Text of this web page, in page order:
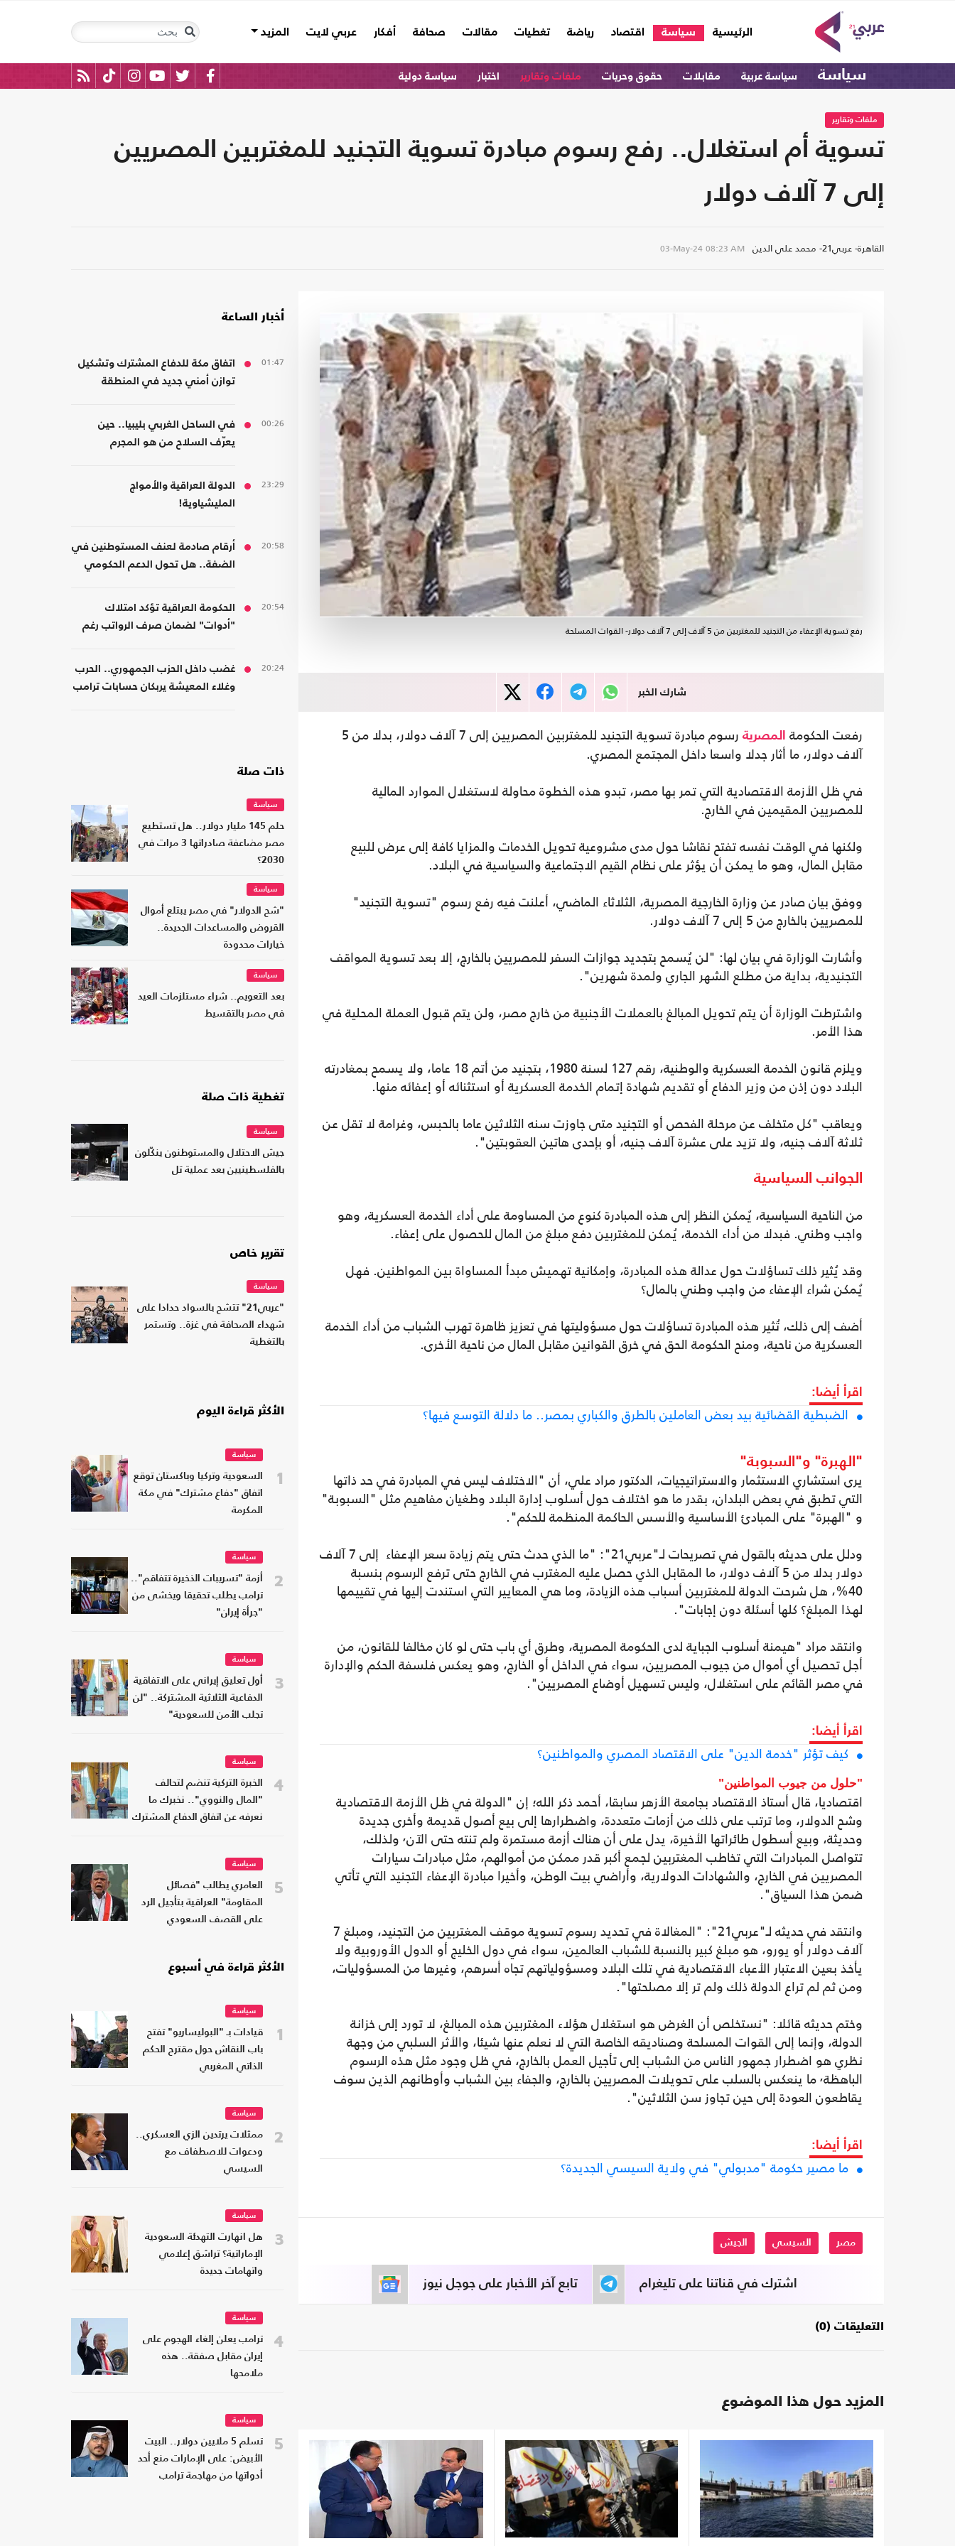
الرئيسية
(current) سياسة اقتصاد رياضة تغطيات مقالات صحافة أفكار عربي لايت المزيد
سياسة سياسة عربية مقابلات حقوق وحريات ملفات وتقارير اختبار سياسة دولية
ملفات وتقارير
تسوية أم استغلال.. رفع رسوم مبادرة تسوية التجنيد للمغتربين المصريين
إلى 7 آلاف دولار
القاهرة- عربي21- محمد علي الدين 03-May-24 08:23 AM
رفع تسوية الإعفاء من التجنيد للمغتربين من 5 آلاف إلى 7 آلاف دولار- القوات المسلحة
شارك الخبر
رفعت الحكومة المصرية
رسوم مبادرة تسوية التجنيد للمغتربين المصريين إلى 7 آلاف دولار، بدلا من 5
آلاف دولار، ما أثار جدلا واسعا داخل المجتمع المصري.
في ظل الأزمة الاقتصادية التي تمر بها مصر، تبدو هذه الخطوة محاولة لاستغلال الموارد المالية
للمصريين المقيمين في الخارج.
ولكنها في الوقت نفسه تفتح نقاشا حول مدى مشروعية تحويل الخدمات والمزايا كافة إلى عرض للبيع
مقابل المال، وهو ما يمكن أن يؤثر على نظام القيم الاجتماعية والسياسية في البلاد.
ووفق بيان صادر عن وزارة الخارجية المصرية، الثلاثاء الماضي، أعلنت فيه رفع رسوم "تسوية التجنيد"
للمصريين بالخارج من 5 إلى 7 آلاف دولار.
وأشارت الوزارة في بيان لها: "لن يُسمح بتجديد جوازات السفر للمصريين بالخارج، إلا بعد تسوية المواقف
التجنيدية، بداية من مطلع الشهر الجاري ولمدة شهرين".
واشترطت الوزارة أن يتم تحويل المبالغ بالعملات الأجنبية من خارج مصر، ولن يتم قبول العملة المحلية في
هذا الأمر.
ويلزم قانون الخدمة العسكرية والوطنية، رقم 127 لسنة 1980، بتجنيد من أتم 18 عاما، ولا يسمح بمغادرته
البلاد دون إذن من وزير الدفاع أو تقديم شهادة إتمام الخدمة العسكرية أو استثنائه أو إعفائه منها.
ويعاقب "كل متخلف عن مرحلة الفحص أو التجنيد متى جاوزت سنه الثلاثين عاما بالحبس، وغرامة لا تقل عن
ثلاثة آلاف جنيه، ولا تزيد على عشرة آلاف جنيه، أو بإحدى هاتين العقوبتين".
الجوانب السياسية
من الناحية السياسية، يُمكن النظر إلى هذه المبادرة كنوع من المساومة على أداء الخدمة العسكرية، وهو
واجب وطني. فبدلا من أداء الخدمة، يُمكن للمغتربين دفع مبلغ من المال للحصول على إعفاء.
وقد يُثير ذلك تساؤلات حول عدالة هذه المبادرة، وإمكانية تهميش مبدأ المساواة بين المواطنين. فهل
يُمكن شراء الإعفاء من واجب وطني بالمال؟
أضف إلى ذلك، تُثير هذه المبادرة تساؤلات حول مسؤوليتها في تعزيز ظاهرة تهرب الشباب من أداء الخدمة
العسكرية من ناحية، ومنح الحكومة الحق في خرق القوانين مقابل المال من ناحية الأخرى.
اقرأ أيضا:
الضبطية القضائية بيد بعض العاملين بالطرق والكباري بمصر.. ما دلالة التوسع فيها؟
"الهبرة" و"السبوبة"
يرى استشاري الاستثمار والاستراتيجيات، الدكتور مراد علي، أن "الاختلاف ليس في المبادرة في حد ذاتها
التي تطبق في بعض البلدان، بقدر ما هو اختلاف حول أسلوب إدارة البلاد وطغيان مفاهيم مثل "السبوبة"
و "الهبرة" على المبادئ الأساسية والأسس الحاكمة المنظمة للحكم".
ودلل على حديثه بالقول في تصريحات لـ"عربي21": "ما الذي حدث حتى يتم زيادة سعر الإعفاء إلى 7 آلاف
دولار بدلا من 5 آلاف دولار، ما المقابل الذي حصل عليه المغترب في الخارج حتى ترفع الرسوم بنسبة
40%، هل شرحت الدولة للمغتربين أسباب هذه الزيادة، وما هي المعايير التي استندت إليها في تقييمها
لهذا المبلغ؟ كلها أسئلة دون إجابات".
وانتقد مراد "هيمنة أسلوب الجباية لدى الحكومة المصرية، وطرق أي باب حتى لو كان مخالفا للقانون، من
أجل تحصيل أي أموال من جيوب المصريين، سواء في الداخل أو الخارج، وهو يعكس فلسفة الحكم والإدارة
في مصر القائم على استغلال، وليس تسهيل أوضاع المصريين".
اقرأ أيضا:
كيف تؤثر "خدمة الدين" على الاقتصاد المصري والمواطنين؟
"حلول من جيوب المواطنين"
اقتصاديا، قال أستاذ الاقتصاد بجامعة الأزهر سابقا، أحمد ذكر الله؛ إن "الدولة في ظل الأزمة الاقتصادية
وشح الدولار، وما ترتب على ذلك من أزمات متعددة، واضطرارها إلى بيع أصول قديمة وأخرى جديدة
وحديثة، وبيع أسطول طائراتها الأخيرة، يدل على أن هناك أزمة مستمرة ولم تنته حتى الآن٬ ولذلك،
تتواصل المبادرات التي تخاطب المغتربين لجمع أكبر قدر ممكن من أموالهم، مثل مبادرات سيارات
المصريين في الخارج، والشهادات الدولارية، وأراضي بيت الوطن، وأخيرا مبادرة الإعفاء التجنيد التي تأتي
ضمن هذا السياق".
وانتقد في حديثه لـ"عربي21": "المغالاة في تحديد رسوم تسوية موقف المغتربين من التجنيد، ومبلغ 7
آلاف دولار أو يورو، هو مبلغ كبير بالنسبة للشباب العالمين، سواء في دول الخليج أو الدول الأوروبية ولا
يأخذ بعين الاعتبار الأعباء الاقتصادية في تلك البلاد ومسؤولياتهم تجاه أسرهم، وغيرها من المسؤوليات،
ومن ثم لم تراع الدولة ذلك ولم تر إلا مصلحتها".
وختم حديثه قائلا: "نستخلص أن الغرض هو استغلال هؤلاء المغتربين هذه المبالغ، لا تورد إلى خزانة
الدولة، وإنما إلى القوات المسلحة وصناديقه الخاصة التي لا نعلم عنها شيئا، والأثر السلبي من وجهة
نظري هو اضطرار جمهور الناس من الشباب إلى تأجيل العمل بالخارج، في ظل وجود مثل هذه الرسوم
الباهظة٬ ما ينعكس بالسلب على تحويلات المصريين بالخارج، والجفاء بين الشباب وأوطانهم الذين سوف
يقاطعون العودة إلى حين تجاوز سن الثلاثين".
اقرأ أيضا:
ما مصير حكومة "مدبولي" في ولاية السيسي الجديدة؟
مصر السيسي الجيش
تابع آخر الأخبار على جوجل نيوز اشترك في قناتنا على تليغرام
التعليقات (0)
المزيد حول هذا الموضوع
أخبار الساعة
01:47
اتفاق مكة للدفاع المشترك وتشكيل
توازن أمني جديد في المنطقة
00:26
في الساحل الغربي بليبيا.. حين
يعرّف السلاح من هو المجرم
23:29
الدولة العراقية والأمواج
المليشياوية!
20:58
أرقام صادمة لعنف المستوطنين في
الضفة.. هل تحول الدعم الحكومي
20:54
الحكومة العراقية تؤكد امتلاك
"أدوات" لضمان صرف الرواتب رغم
20:24
غضب داخل الحزب الجمهوري.. الحرب
وغلاء المعيشة يربكان حسابات ترامب
ذات صلة
سياسة
حلم 145 مليار دولار.. هل تستطيع
مصر مضاعفة صادراتها 3 مرات في
2030؟
سياسة
"شح الدولار" في مصر يبتلع أموال
القروض والمساعدات الجديدة..
خيارات محدودة
سياسة
بعد التعويم.. شراء مستلزمات العيد
في مصر بالتقسيط
تغطية ذات صلة
سياسة
جيش الاحتلال والمستوطنون ينكّلون
بالفلسطينيين بعد عملية تل
تقرير خاص
سياسة
"عربي21" تتشح بالسواد حدادا على
شهداء الصحافة في غزة.. وتستمر
بالتغطية
الأكثر قراءة اليوم
1
سياسة
السعودية وتركيا وباكستان توقع
اتفاق "دفاع مشترك" في مكة
المكرمة
2
سياسة
أزمة "تسريبات الذخيرة تتفاقم"..
ترامب يطلب تحقيقا ويخشى من
"جرأة إيران"
3
سياسة
أول تعليق إيراني على الاتفاقية
الدفاعية الثلاثية المشتركة.. "لن
تجلب الأمن للسعودية"
4
سياسة
الخبرة التركية تنضم لتحالف
"المال والنووي".. نخبرك ما
نعرفه عن اتفاق الدفاع المشترك
5
سياسة
العامري يطالب "فصائل
المقاومة" العراقية بتأجيل الرد
على القصف السعودي
الأكثر قراءة في أسبوع
1
سياسة
قيادات بـ "البوليساريو" تفتح
باب النقاش حول مقترح الحكم
الذاتي المغربي
2
سياسة
ممثلات يرتدين الزي العسكري..
ودعوات للاصطفاف مع
السيسي
3
سياسة
هل انهارت التهدئة السعودية
الإماراتية؟ تراشق إعلامي
واتهامات جديدة
4
سياسة
ترامب يعلن إلغاء الهجوم على
إيران مقابل صفقة.. هذه
ملامحها
5
سياسة
تسلم 5 ملايين دولار.. البيت
الأبيض: على الإمارات منع أحد
أدواتها من مهاجمة ترامب